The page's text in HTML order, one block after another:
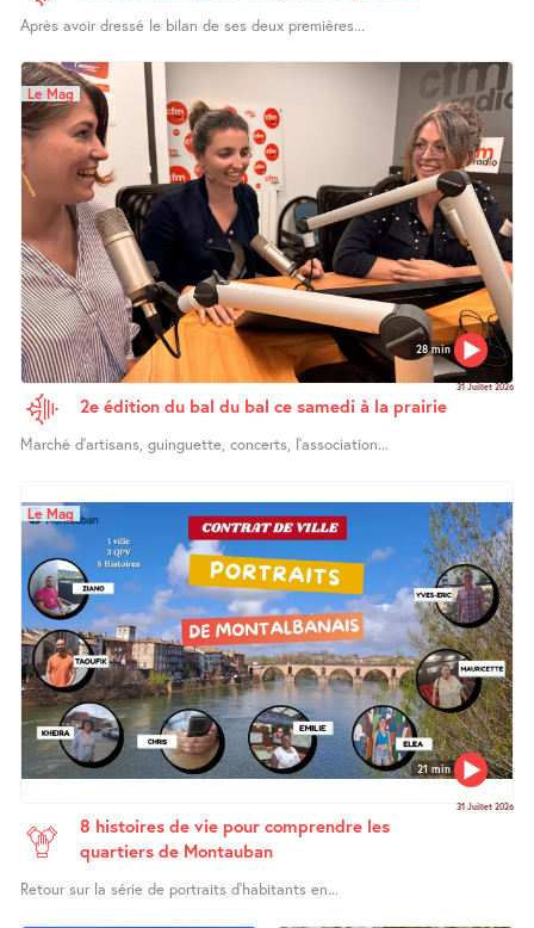
Après avoir dressé le bilan de ses deux premières...
28 min
Le Mag
31 Juillet 2026
2e édition du bal du bal ce samedi à la prairie
Marché d’artisans, guinguette, concerts, l’association...
21 min
Le Mag
31 Juillet 2026
8 histoires de vie pour comprendre les
quartiers de Montauban
Retour sur la série de portraits d’habitants en...